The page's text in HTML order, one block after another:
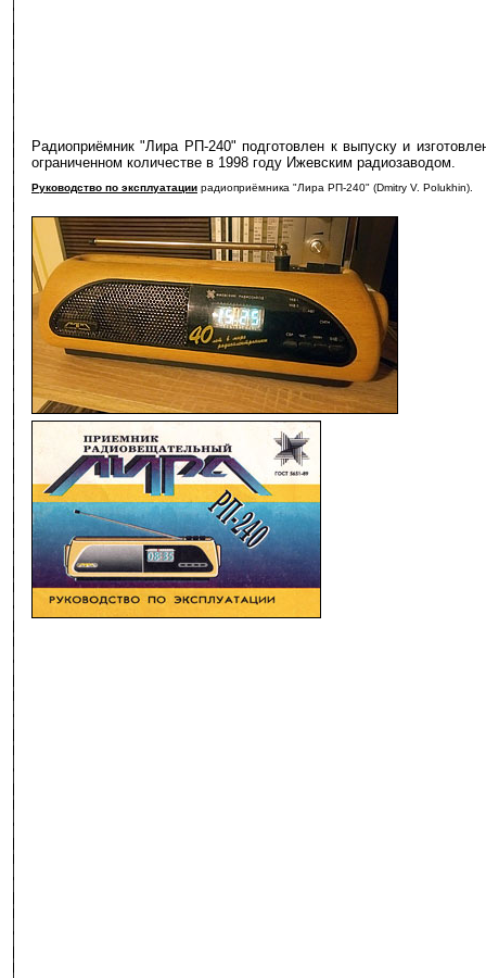
Радиоприёмник "Лира РП-240" подготовлен к выпуску и
ограниченном количестве в 1998 году Ижевским радиозаводом.
Руководство по эксплуатации радиоприёмника "Лира РП-240" (Dmitry V. Polukhin).